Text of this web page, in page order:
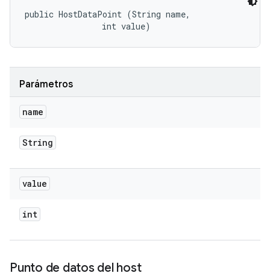
public HostDataPoint (String name,
                int value)
Parámetros
name
String
value
int
Punto de datos del host